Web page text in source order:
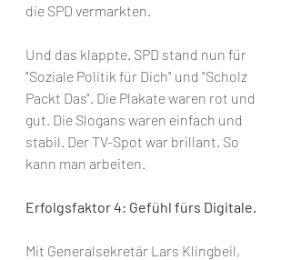
die SPD vermarkten.
Und das klappte. SPD stand nun für
"Soziale Politik für Dich" und "Scholz
Packt Das". Die Plakate waren rot und
gut. Die Slogans waren einfach und
stabil. Der TV-Spot war brillant. So
kann man arbeiten.
Erfolgsfaktor 4: Gefühl fürs Digitale.
Mit Generalsekretär Lars Klingbeil,